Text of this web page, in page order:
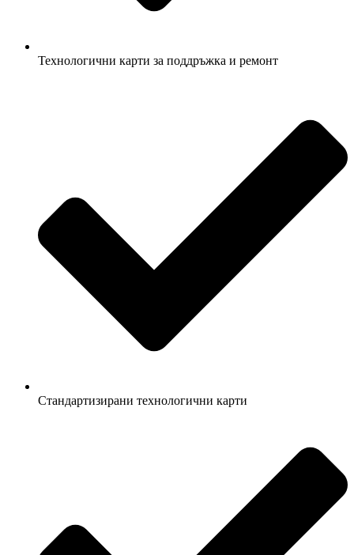
Технологични карти за поддръжка и ремонт
Стандартизирани технологични карти